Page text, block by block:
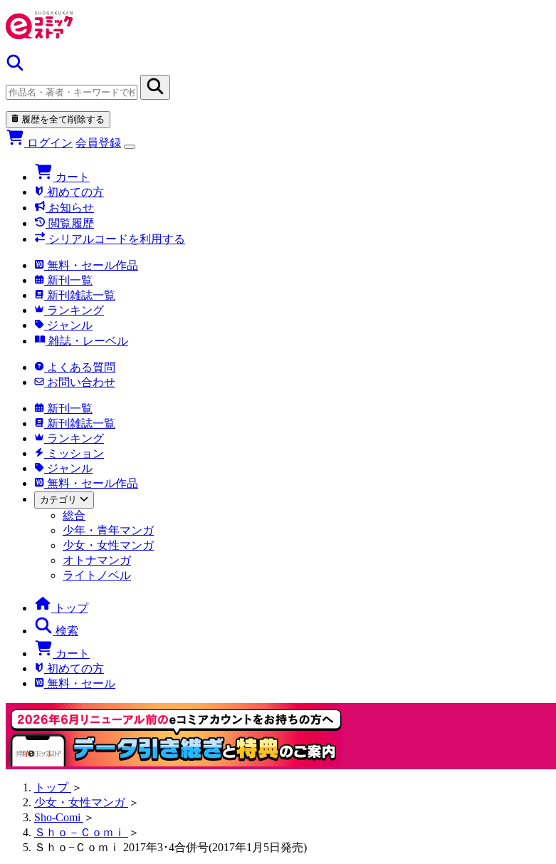
履歴を全て削除する
ログイン 会員登録
カート
初めての方
お知らせ
閲覧履歴
シリアルコードを利用する
無料・セール作品
新刊一覧
新刊雑誌一覧
ランキング
ジャンル
雑誌・レーベル
よくある質問
お問い合わせ
新刊一覧
新刊雑誌一覧
ランキング
ミッション
ジャンル
無料・セール作品
カテゴリ
総合
少年・青年マンガ
少女・女性マンガ
オトナマンガ
ライトノベル
トップ
検索
カート
初めての方
無料・セール
トップ ＞
少女・女性マンガ ＞
Sho-Comi ＞
Ｓｈｏ－Ｃｏｍｉ
＞
Ｓｈｏ−Ｃｏｍｉ 2017年3･4合併号(2017年1月5日発売)